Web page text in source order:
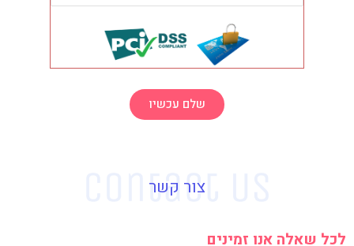
שלם עכשיו
צור קשר
לכל שאלה אנו זמינים